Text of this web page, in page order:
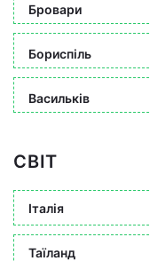
Бровари
Бориспіль
Васильків
СВІТ
Італія
Таїланд